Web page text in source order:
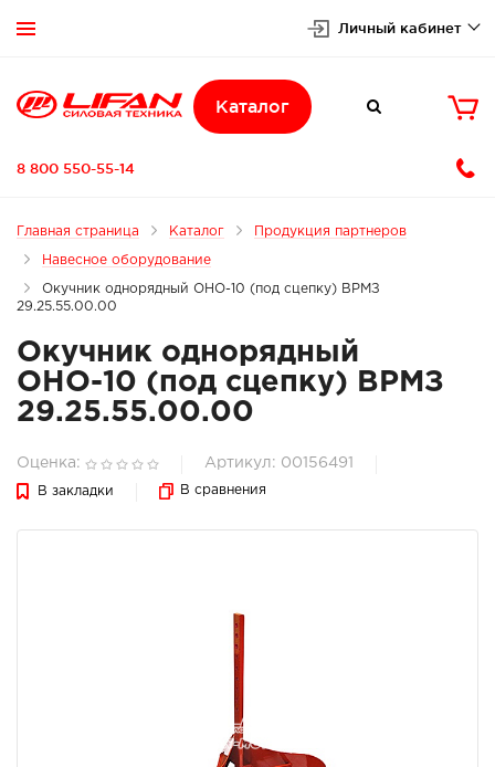
 Личный кабинет
Каталог  
8 800 550-55-14
Главная страница Каталог Продукция партнеров
Навесное оборудование
Окучник однорядный ОНО-10 (под сцепку) ВРМЗ
29.25.55.00.00
Окучник однорядный
ОНО-10 (под сцепку) ВРМЗ
29.25.55.00.00
Оценка: Артикул: 00156491
В закладки В сравнения